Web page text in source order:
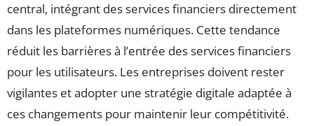
central, intégrant des services financiers directement
dans les plateformes numériques. Cette tendance
réduit les barrières à l’entrée des services financiers
pour les utilisateurs. Les entreprises doivent rester
vigilantes et adopter une stratégie digitale adaptée à
ces changements pour maintenir leur compétitivité.